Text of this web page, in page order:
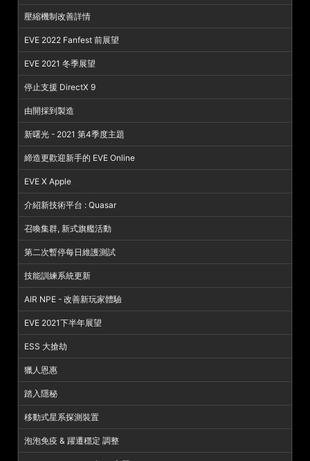
壓縮機制改善詳情
EVE 2022 Fanfest 前展望
EVE 2021 冬季展望
停止支援 DirectX 9
由開採到製造
新曙光 - 2021 第4季度主題
締造更歡迎新手的 EVE Online
EVE X Apple
介紹新技術平台 : Quasar
召喚集群, 新式旗艦活動
第二次暫停每日維護測試
技能訓練系統更新
AIR NPE - 改善新玩家體驗
EVE 2021下半年展望
ESS 大搶劫
獵人恩惠
踏入隱秘
移動式星系探測裝置
泡泡免疫 & 躍遷穩定 調整